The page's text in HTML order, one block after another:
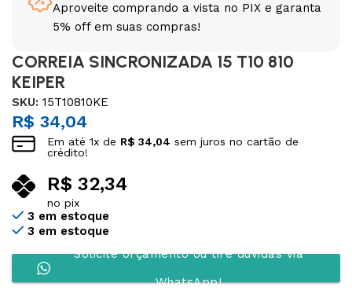
Aproveite comprando a vista no PIX e garanta
5% off em suas compras!
CORREIA SINCRONIZADA 15 T10 810
KEIPER
SKU:15T10810KE
R$ 34,04
Em até1x de R$ 34,04 sem juros no cartão de
crédito!
R$ 32,34
no pix
3 em estoque
3 em estoque
Solicite orçamento ou tire dúvidas via
WhatsApp!